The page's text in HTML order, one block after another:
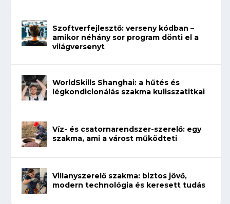
Szoftverfejlesztő: verseny kódban –
amikor néhány sor program dönti el a
világversenyt
WorldSkills Shanghai: a hűtés és
légkondicionálás szakma kulisszatitkai
Víz- és csatornarendszer-szerelő: egy
szakma, ami a várost működteti
Villanyszerelő szakma: biztos jövő,
modern technológia és keresett tudás